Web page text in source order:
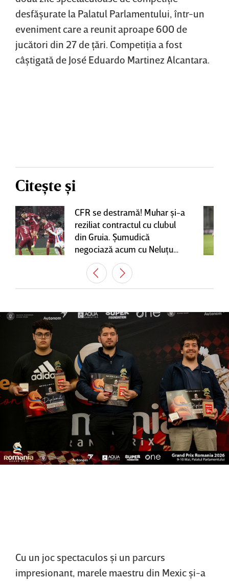
desfăşurate la Palatul Parlamentului, într-un
eveniment care a reunit aproape 600 de
jucători din 27 de ţări. Competiţia a fost
câştigată de José Eduardo Martinez Alcantara.
Citește și
CFR se destramă! Muhar şi-a
reziliat contractul cu clubul
din Gruia. Şumudică
negociază acum cu Neluţu
Varga, care mai are o
variantă pentru banca tehnică
| EXCLUSIV
Cu un joc spectaculos şi un parcurs
impresionant, marele maestru din Mexic şi-a